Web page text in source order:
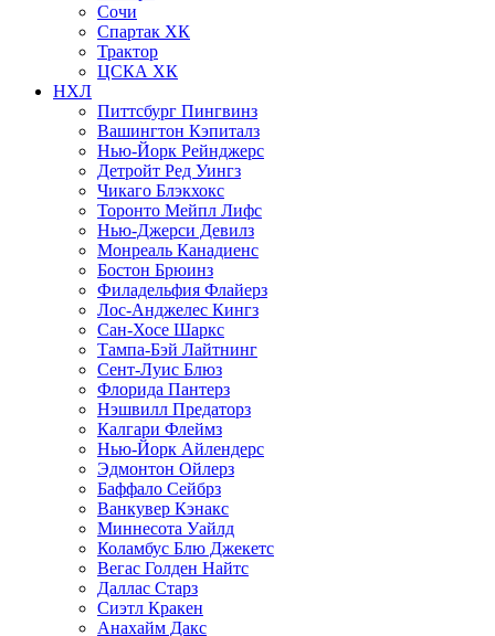
Сочи
Спартак ХК
Трактор
ЦСКА ХК
НХЛ
Питтсбург Пингвинз
Вашингтон Кэпиталз
Нью-Йорк Рейнджерс
Детройт Ред Уингз
Чикаго Блэкхокс
Торонто Мейпл Лифс
Нью-Джерси Девилз
Монреаль Канадиенс
Бостон Брюинз
Филадельфия Флайерз
Лос-Анджелес Кингз
Сан-Хосе Шаркс
Тампа-Бэй Лайтнинг
Сент-Луис Блюз
Флорида Пантерз
Нэшвилл Предаторз
Калгари Флеймз
Нью-Йорк Айлендерс
Эдмонтон Ойлерз
Баффало Сейбрз
Ванкувер Кэнакс
Миннесота Уайлд
Коламбус Блю Джекетс
Вегас Голден Найтс
Даллас Старз
Сиэтл Кракен
Анахайм Дакс